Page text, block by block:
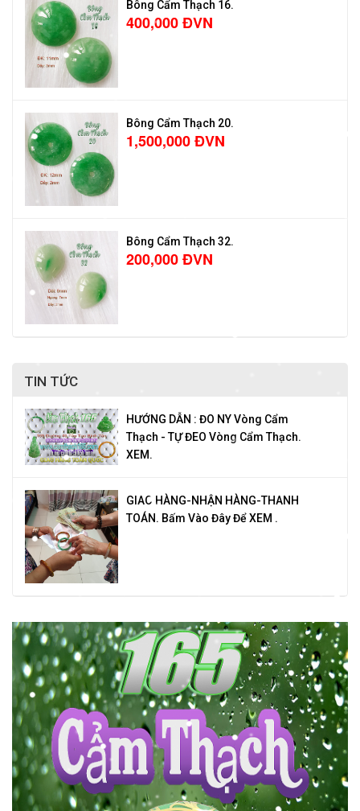
Bông Cẩm Thạch 16.
400,000 ĐVN
Bông Cẩm Thạch 20.
1,500,000 ĐVN
Bông Cẩm Thạch 32.
200,000 ĐVN
TIN TỨC
HƯỚNG DẪN : ĐO NY Vòng Cẩm
Thạch - TỰ ĐEO Vòng Cẩm Thạch.
XEM.
GIAO HÀNG-NHẬN HÀNG-THANH
TOÁN. Bấm Vào Đây Để XEM .